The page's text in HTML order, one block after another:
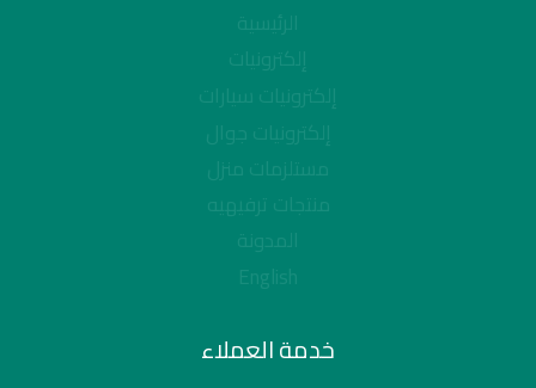
الرئيسية
إلكترونيات
إلكترونيات سيارات
إلكترونيات جوال
مستلزمات منزل
منتجات ترفيهيه
المدونة
English
خدمة العملاء